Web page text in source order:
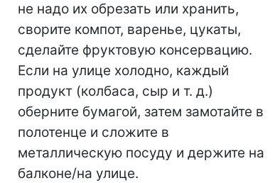
не надо их обрезать или хранить,
сворите компот, варенье, цукаты,
сделайте фруктовую консервацию.
Если на улице холодно, каждый
продукт (колбаса, сыр и т. д.)
оберните бумагой, затем замотайте в
полотенце и сложите в
металлическую посуду и держите на
балконе/на улице.